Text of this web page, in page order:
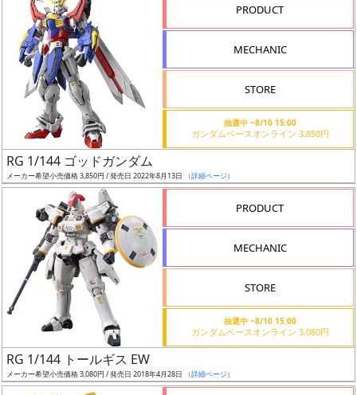
引
店
PRODUCT
MECHANIC
STORE
抽選中 ~8/10 15:00
ガンダムベースオンライン 3,850円
RG 1/144 ゴッドガンダム
メーカー希望小売価格 3,850円 / 発売日 2022年8月13日 （詳細ページ）
PRODUCT
MECHANIC
STORE
抽選中 ~8/10 15:00
ガンダムベースオンライン 3,080円
RG 1/144 トールギス EW
メーカー希望小売価格 3,080円 / 発売日 2018年4月28日 （詳細ページ）